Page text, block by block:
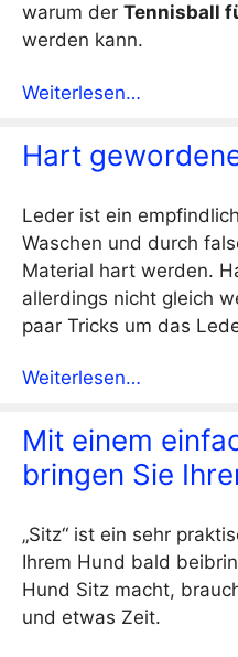
warum der Tennisball
werden kann.
Weiterlesen…
Hart
Leder ist ein
Waschen und durch
Material hart werden.
allerdings nicht gleich
paar Tricks um das
Weiterlesen…
Mit einem
bringen Sie
„Sitz“ ist ein sehr
Ihrem Hund bald
Hund Sitz macht,
und etwas Zeit.